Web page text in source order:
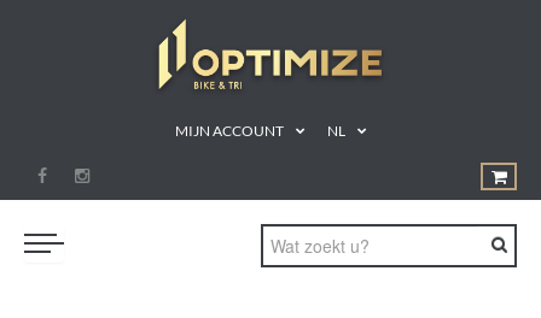
MIJN ACCOUNT NL